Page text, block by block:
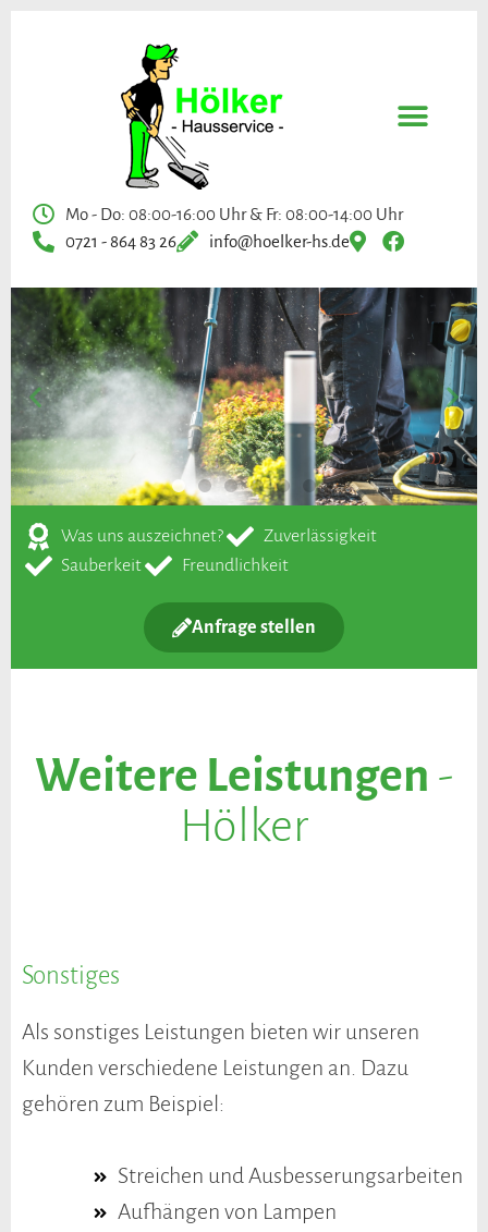
Mo - Do: 08:00-16:00 Uhr & Fr: 08:00-14:00 Uhr
0721 - 864 83 26
info@hoelker-hs.de
Was uns auszeichnet?
Zuverlässigkeit
Sauberkeit
Freundlichkeit
Anfrage stellen
Weitere Leistungen -
Hölker
Sonstiges
Als sonstiges Leistungen bieten wir unseren
Kunden verschiedene Leistungen an. Dazu
gehören zum Beispiel:
Streichen und Ausbesserungsarbeiten
Aufhängen von Lampen